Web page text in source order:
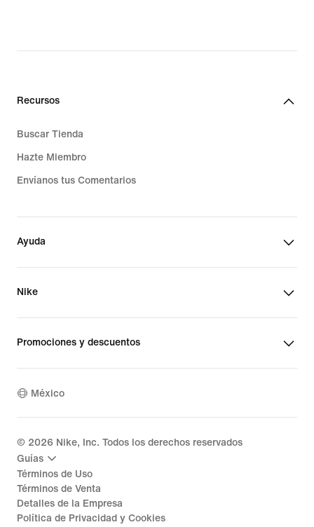
Recursos
Buscar Tienda
Hazte Miembro
Envíanos tus Comentarios
Ayuda
Nike
Promociones y descuentos
México
© 2026 Nike, Inc. Todos los derechos reservados
Guías
Términos de Uso
Términos de Venta
Detalles de la Empresa
Política de Privacidad y Cookies